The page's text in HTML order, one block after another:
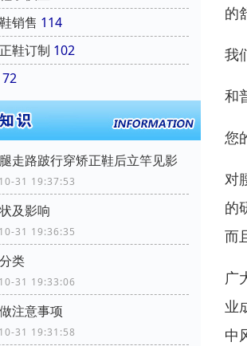
销售 114
鞋订制 102
72
走路跛行穿矫正鞋后立竿见影
31 19:37:53
及影响
31 19:36:35
类
31 19:33:06
注意事项
31 19:31:58
的
我
和
您
对
的
而
广
业
中